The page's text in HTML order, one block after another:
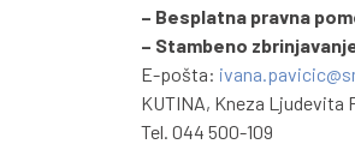
– Besplatna pravna
– Stambeno
E-pošta:
KUTINA, Kneza Ljudevita
Tel. 044 500-109